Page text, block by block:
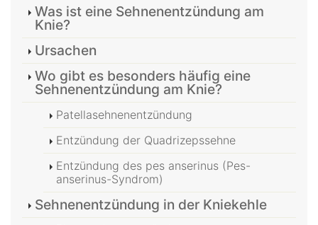
Was ist eine Sehnenentzündung am
Knie?
Ursachen
Wo gibt es besonders häufig eine
Sehnenentzündung am Knie?
Patellasehnenentzündung
Entzündung der Quadrizepssehne
Entzündung des pes anserinus (Pes-
anserinus-Syndrom)
Sehnenentzündung in der Kniekehle